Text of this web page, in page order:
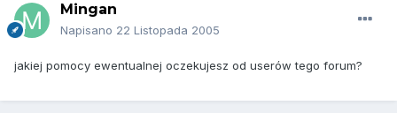
Mingan
Napisano 22 Listopada 2005
jakiej pomocy ewentualnej oczekujesz od userów tego forum?